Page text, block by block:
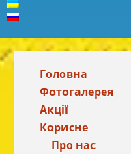
Головна
Фотогалерея
Акції
Корисне
Про нас